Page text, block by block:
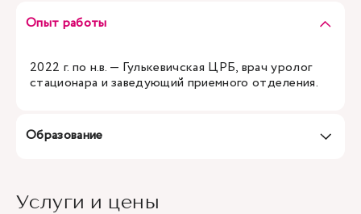
Опыт работы
2022 г. по н.в. — Гулькевичская ЦРБ, врач уролог
стационара и заведующий приемного отделения.
Образование
Услуги и цены